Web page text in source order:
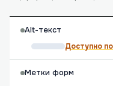
Alt-текст
Доступно
Метки форм